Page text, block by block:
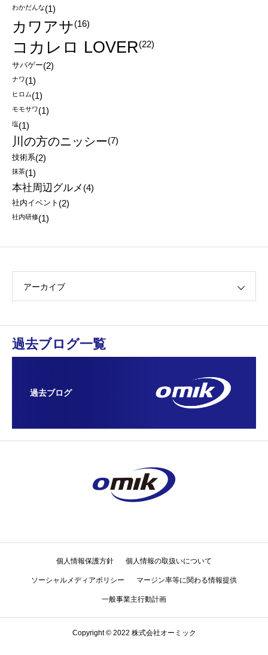
わかだんな(1)
カワアサ(16)
コカレロ LOVER(22)
サバゲー(2)
ナワ(1)
ヒロム(1)
モモサワ(1)
塩(1)
川の方のニッシー(7)
技術系(2)
抹茶(1)
本社周辺グルメ (4)
社内イベント (2)
社内研修(1)
アーカイブ
過去ブログ一覧
過去ブログ
個人情報保護方針 個人情報の取扱いについて
ソーシャルメディアポリシー マージン率等に関わる情報提供
一般事業主行動計画
Copyright © 2022 株式会社オーミック